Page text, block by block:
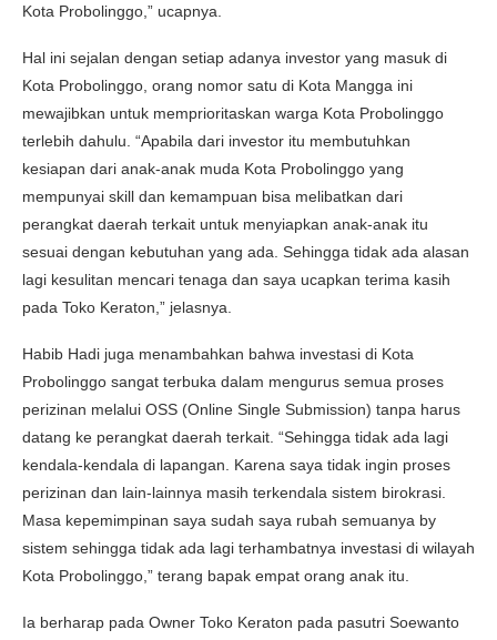
Kota Probolinggo,” ucapnya.
Hal ini sejalan dengan setiap adanya investor yang masuk di
Kota Probolinggo, orang nomor satu di Kota Mangga ini
mewajibkan untuk memprioritaskan warga Kota Probolinggo
terlebih dahulu. “Apabila dari investor itu membutuhkan
kesiapan dari anak-anak muda Kota Probolinggo yang
mempunyai skill dan kemampuan bisa melibatkan dari
perangkat daerah terkait untuk menyiapkan anak-anak itu
sesuai dengan kebutuhan yang ada. Sehingga tidak ada alasan
lagi kesulitan mencari tenaga dan saya ucapkan terima kasih
pada Toko Keraton,” jelasnya.
Habib Hadi juga menambahkan bahwa investasi di Kota
Probolinggo sangat terbuka dalam mengurus semua proses
perizinan melalui OSS (Online Single Submission) tanpa harus
datang ke perangkat daerah terkait. “Sehingga tidak ada lagi
kendala-kendala di lapangan. Karena saya tidak ingin proses
perizinan dan lain-lainnya masih terkendala sistem birokrasi.
Masa kepemimpinan saya sudah saya rubah semuanya by
sistem sehingga tidak ada lagi terhambatnya investasi di wilayah
Kota Probolinggo,” terang bapak empat orang anak itu.
Ia berharap pada Owner Toko Keraton pada pasutri Soewanto